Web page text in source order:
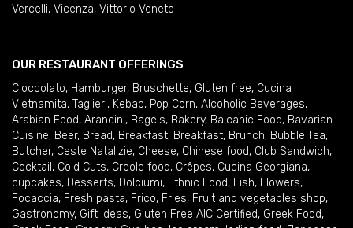
Vercelli, Vicenza, Vittorio Veneto
OUR RESTAURANT OFFERINGS
Cioccolato, Hamburger, Bruschette, Gluten free, Cucina
Vietnamita, Taglieri, Kebab, Pop Corn, Alcoholic Beverages,
Arabian Food, Arancini, Bagels, Bakery, Balcanic Food, Bavarian
Cuisine, Beer, Bread, Breakfast, Breakfast, Brunch, Bubble Tea,
Butcher, Ceste Natalizie, Cheese, Chinese food, Club Sandwich,
Cocktail , Cold Cuts, Creole food, Crêpes, Cucina Georgiana,
cupcakes, Desserts, Dolciumi, Ethnic Food, Fish, Flowers,
Focaccia, Fresh pasta, Frico, Fries, Fruit and vegetables shop,
Gastronomy, Gift ideas, Gluten Free AIC Certified, Greek Food,